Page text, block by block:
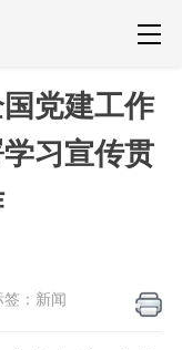
党建工作
习宣传贯
签：新闻